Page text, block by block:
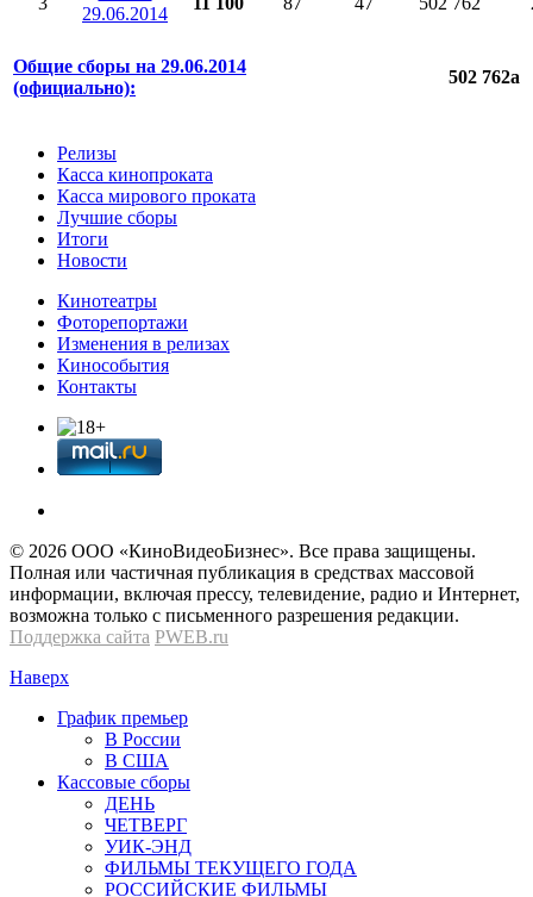
29.06.2014
Общие сборы на 29.06.2014
(официально):
502 762a
Релизы
Касса кинопроката
Касса мирового проката
Лучшие сборы
Итоги
Новости
Кинотеатры
Фоторепортажи
Изменения в релизах
Кинособытия
Контакты
© 2026 OOО «КиноВидеоБизнес». Все права защищены.
Полная или частичная публикация в средствах массовой
информации, включая прессу, телевидение, радио и Интернет,
возможна только с письменного разрешения редакции.
Поддержка сайта PWEB.ru
Наверх
График премьер
В России
В США
Кассовые сборы
ДЕНЬ
ЧЕТВЕРГ
УИК-ЭНД
ФИЛЬМЫ ТЕКУЩЕГО ГОДА
РОССИЙСКИЕ ФИЛЬМЫ